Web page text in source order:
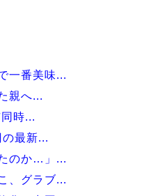
一番美味...
親へ...
時...
の最新...
のか…」...
、グラブ...